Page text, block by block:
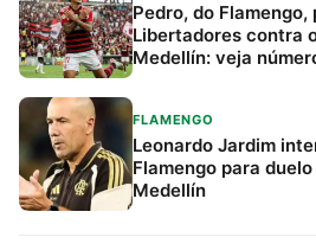
Pedro, do
Libertadores contra
Medellín: veja
FLAMENGO
Leonardo Jardim
Flamengo para
Medellín